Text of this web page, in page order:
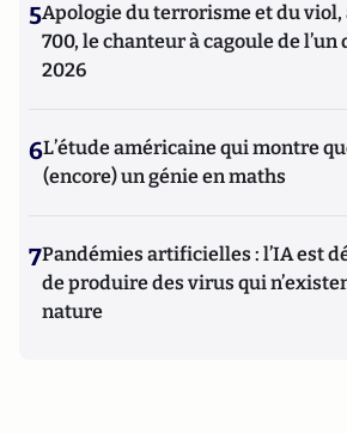
5Apologie du terrorisme et du viol,
700, le chanteur à cagoule de l’un
2026
6L’étude américaine qui montre
(encore) un génie en maths
7Pandémies artificielles : l’IA est
de produire des virus qui
nature